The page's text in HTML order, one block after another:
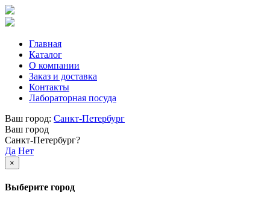
Главная
Каталог
О компании
Заказ и доставка
Контакты
Лабораторная посуда
Ваш город: Санкт-Петербург
Ваш город
Санкт-Петербург?
Да Нет
×
Выберите город